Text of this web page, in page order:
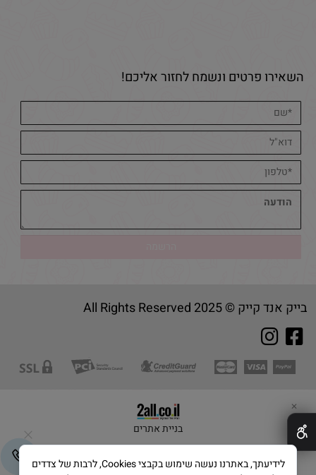
השאירו פרטים ונשמח לחזור אליכם!
בייק אנד קייק © 2025 All Rights Reserved
בניית אתרים
✕
לידיעתך, באתרנו נעשה שימוש בקבצי Cookies, לרבות של צדדים